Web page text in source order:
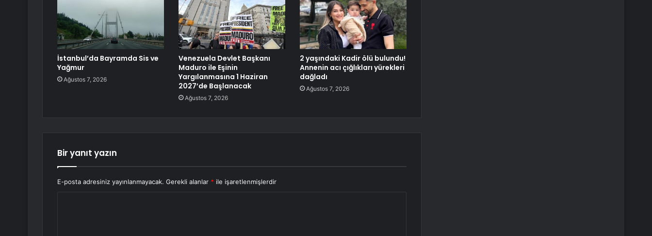
İstanbul’da Bayramda Sis ve
Yağmur
Ağustos 7, 2026
Venezuela Devlet Başkanı
Maduro ile Eşinin
Yargılanmasına 1 Haziran
2027’de Başlanacak
Ağustos 7, 2026
2 yaşındaki Kadir ölü bulundu!
Annenin acı çığlıkları yürekleri
dağladı
Ağustos 7, 2026
Bir yanıt yazın
E-posta adresiniz yayınlanmayacak. Gerekli alanlar * ile işaretlenmişlerdir